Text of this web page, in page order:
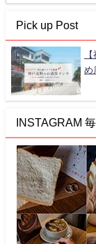
Pick up Post
め
INSTAGRAM